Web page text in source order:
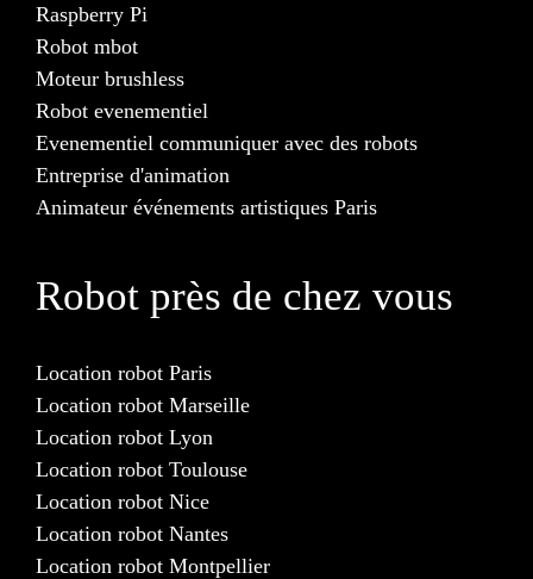
Raspberry Pi
Robot mbot
Moteur brushless
Robot evenementiel
Evenementiel communiquer avec des robots
Entreprise d'animation
Animateur événements artistiques Paris
Robot près de chez vous
Location robot Paris
Location robot Marseille
Location robot Lyon
Location robot Toulouse
Location robot Nice
Location robot Nantes
Location robot Montpellier